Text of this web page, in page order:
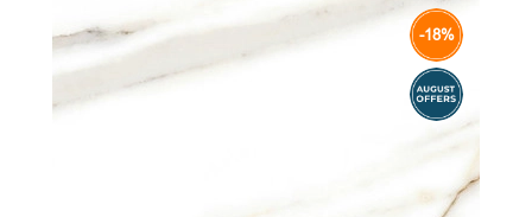
-18%